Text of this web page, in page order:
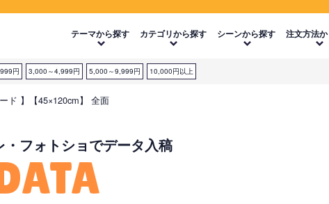
テーマから探す カテゴリから探す シーンから探す 注文方法
円 3,000～4,999円 5,000～9,999円 10,000円以上
ド 】【45×120cm】 全面
フォトショでデータ入稿